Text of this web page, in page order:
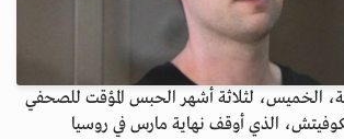
الخميس، لثلاثة أشهر الحبس المؤقت للصحفي
الذي أوقف نهاية مارس في روسيا